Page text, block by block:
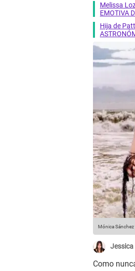
Melissa
EMOTIVA
Hija de
Mónica
Jessica
Como